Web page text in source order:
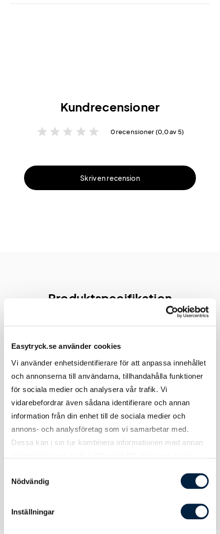
Easytryck.se använder cookies
Vi använder enhetsidentifierare för att anpassa innehållet
och annonserna till användarna, tillhandahålla funktioner
för sociala medier och analysera vår trafik. Vi
vidarebefordrar även sådana identifierare och annan
information från din enhet till de sociala medier och
annons- och analysföretag som vi samarbetar med.
Dessa kan i sin tur kombinera informationen med annan
Nödvändig
Inställningar
Kundrecensioner
star star star star star 0 recensioner (0,0 av 5)
Skriv en recension
Produktspecifikation
Material, Mått & Vikt
Material Stål
Längd 5 cm
Höjd 10 cm